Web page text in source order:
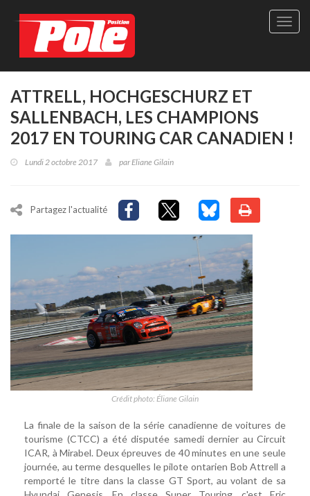
Site
seul
ATTRELL, HOCHGESCHURZ ET
SALLENBACH, LES CHAMPIONS
2017 EN TOURING CAR CANADIEN !
Lundi 2 octobre 2017 parEliane Gilain
Partagez l'actualité
Crédit photo: Éliane Gilain
La finale de la saison de la série canadienne de voitures de
tourisme (CTCC) a été disputée samedi dernier au Circuit
ICAR, à Mirabel. Deux épreuves de 40 minutes en une seule
journée, au terme desquelles le pilote ontarien Bob Attrell a
remporté le titre dans la classe GT Sport, au volant de sa